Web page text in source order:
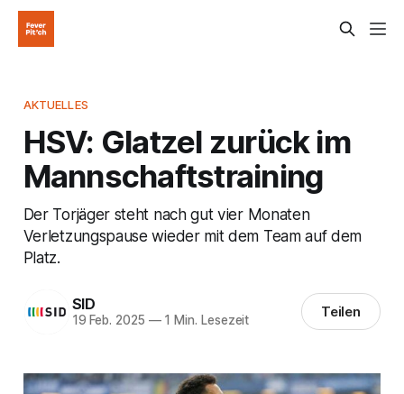
AKTUELLES
HSV: Glatzel zurück im
Mannschaftstraining
Der Torjäger steht nach gut vier Monaten
Verletzungspause wieder mit dem Team auf dem
Platz.
SID
19 Feb. 2025 —1 Min. Lesezeit Teilen